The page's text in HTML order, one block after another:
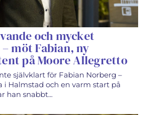
och mycket
möt Fabian, ny
på Moore Allegretto
självklart för Fabian Norberg –
i Halmstad och en varm start på
han snabbt...